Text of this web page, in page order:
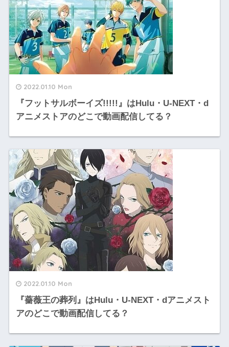
2022.01.10 Mon
『フットサルボーイズ!!!!!』はHulu・U-NEXT・d
アニメストアのどこで動画配信してる？
2022.01.10 Mon
『薔薇王の葬列』はHulu・U-NEXT・dアニメスト
アのどこで動画配信してる？